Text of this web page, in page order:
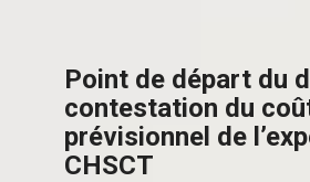
Point de départ du
contestation du
prévisionnel de
CHSCT